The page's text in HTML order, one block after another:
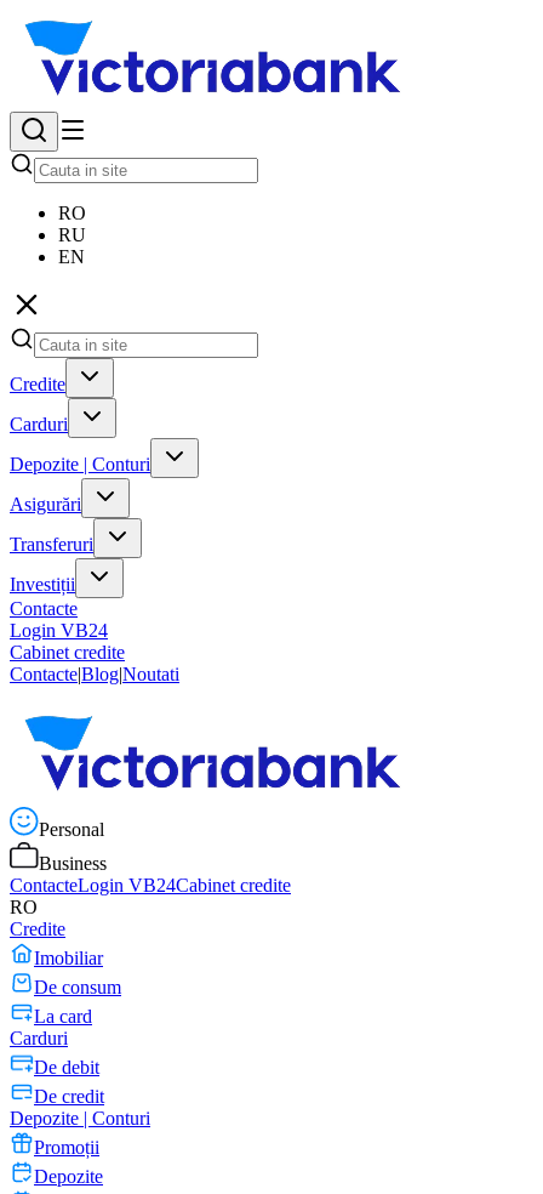
RO
RU
EN
Credite
Carduri
Depozite | Conturi
Asigurări
Transferuri
Investiții
Contacte
Login VB24
Cabinet credite
Contacte|Blog|Noutati
Personal
Business
ContacteLogin VB24Cabinet credite
RO
Credite
Imobiliar
De consum
La card
Carduri
De debit
De credit
Depozite | Conturi
Promoții
Depozite